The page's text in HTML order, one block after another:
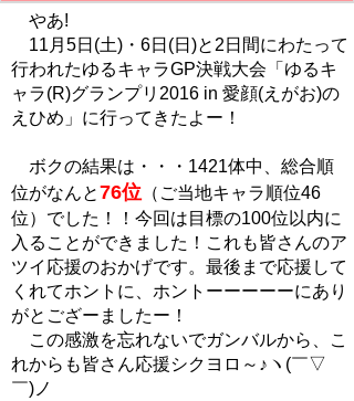
やあ!
11月5日(土)・6日(日)と2日間にわたって
行われたゆるキャラGP決戦大会「ゆるキ
ャラ(R)グランプリ2016 in 愛顔(えがお)の
えひめ」に行ってきたよー！
ボクの結果は・・・1421体中、総合順
位がなんと76位 （ご当地キャラ順位46
位）でした！！今回は目標の100位以内に
入ることができました！これも皆さんのア
ツイ応援のおかげです。最後まで応援して
くれてホントに、ホントーーーーーにあり
がとござーましたー！
この感激を忘れないでガンバルから、こ
れからも皆さん応援シクヨロ～♪ヽ(￣▽
￣)ノ